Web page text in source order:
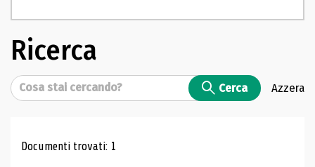
Ricerca
Cerca Cerca Azzera
Risultati di ricerca
Documenti trovati: 1